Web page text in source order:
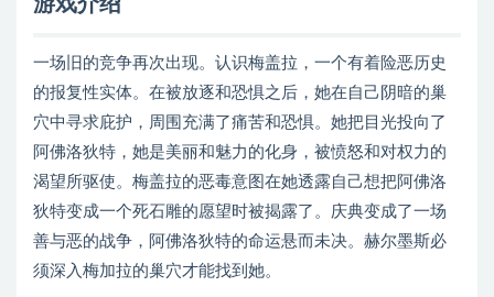
游戏介绍
一场旧的竞争再次出现。认识梅盖拉，一个有着险恶历史
的报复性实体。在被放逐和恐惧之后，她在自己阴暗的巢
穴中寻求庇护，周围充满了痛苦和恐惧。她把目光投向了
阿佛洛狄特，她是美丽和魅力的化身，被愤怒和对权力的
渴望所驱使。梅盖拉的恶毒意图在她透露自己想把阿佛洛
狄特变成一个死石雕的愿望时被揭露了。庆典变成了一场
善与恶的战争，阿佛洛狄特的命运悬而未决。赫尔墨斯必
须深入梅加拉的巢穴才能找到她。